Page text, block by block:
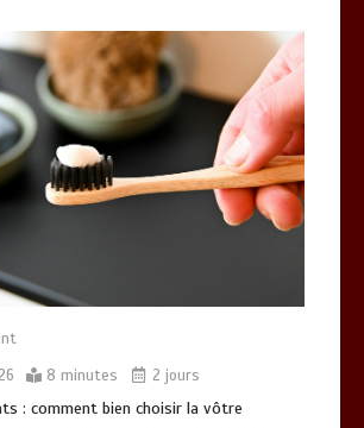
8 minutes 2 jours
: comment bien choisir la vôtre